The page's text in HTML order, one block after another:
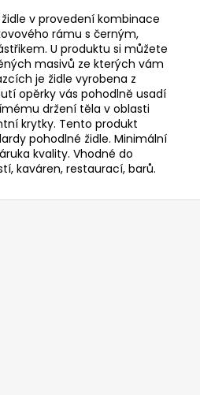
v provedení kombinace
rámu s černým,
U produktu si můžete
masivů ze kterých vám
je židle vyrobena z
opěrky vás pohodlně usadí
držení těla v oblasti
krytky. Tento produkt
pohodlné židle. Minimální
kvality. Vhodné do
kaváren, restaurací, barů.